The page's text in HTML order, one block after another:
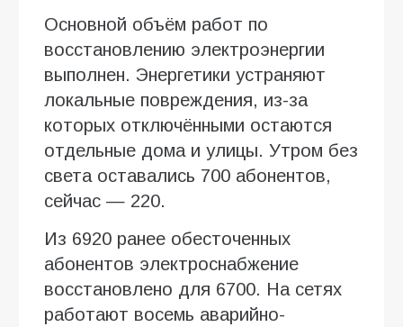
Основной объём работ по
восстановлению электроэнергии
выполнен. Энергетики устраняют
локальные повреждения, из-за
которых отключёнными остаются
отдельные дома и улицы. Утром без
света оставались 700 абонентов,
сейчас — 220.
Из 6920 ранее обесточенных
абонентов электроснабжение
восстановлено для 6700. На сетях
работают восемь аварийно-